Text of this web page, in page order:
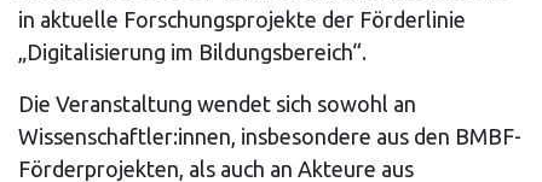
in aktuelle Forschungsprojekte der Förderlinie
„Digitalisierung im Bildungsbereich“.
Die Veranstaltung wendet sich sowohl an
Wissenschaftler:innen, insbesondere aus den BMBF-
Förderprojekten, als auch an Akteure aus